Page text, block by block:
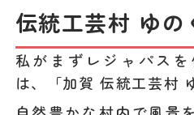
伝統工芸村 ゆの
私がまずレジャパス
は、「加賀 伝統工芸村